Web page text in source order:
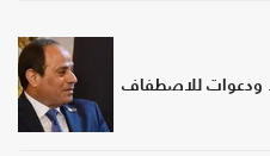
ودعوات للاصطفاف